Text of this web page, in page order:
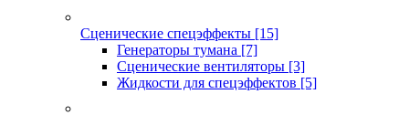
Сценические спецэффекты [15]
Генераторы тумана [7]
Сценические вентиляторы [3]
Жидкости для спецэффектов [5]